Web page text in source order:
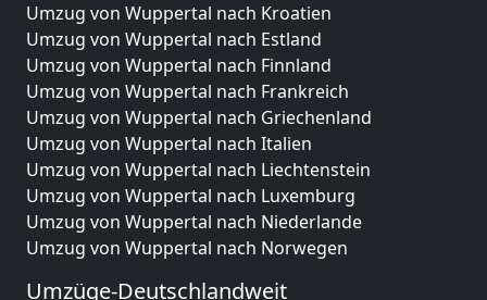
Umzug von Wuppertal nach Kroatien
Umzug von Wuppertal nach Estland
Umzug von Wuppertal nach Finnland
Umzug von Wuppertal nach Frankreich
Umzug von Wuppertal nach Griechenland
Umzug von Wuppertal nach Italien
Umzug von Wuppertal nach Liechtenstein
Umzug von Wuppertal nach Luxemburg
Umzug von Wuppertal nach Niederlande
Umzug von Wuppertal nach Norwegen
Umzüge-Deutschlandweit